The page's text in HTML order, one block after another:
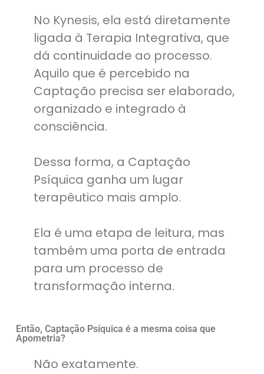
No Kynesis, ela está diretamente
ligada à Terapia Integrativa, que
dá continuidade ao processo.
Aquilo que é percebido na
Captação precisa ser elaborado,
organizado e integrado à
consciência.
Dessa forma, a Captação
Psíquica ganha um lugar
terapêutico mais amplo.
Ela é uma etapa de leitura, mas
também uma porta de entrada
para um processo de
transformação interna.
Então, Captação Psíquica é a mesma coisa que
Apometria?
Não exatamente.